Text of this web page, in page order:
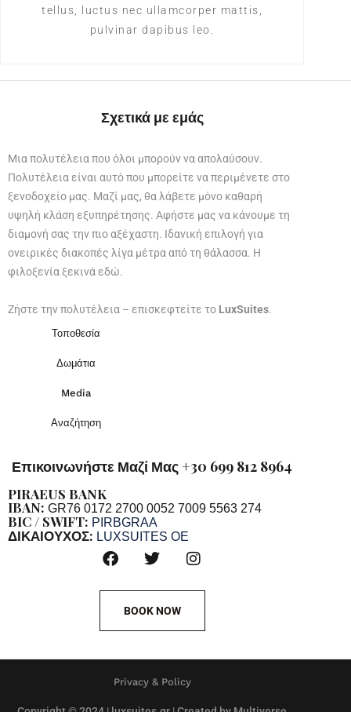
tellus, luctus nec ullamcorper mattis,
pulvinar dapibus leo.
Σχετικά με εμάς
Μια πολυτέλεια που όλοι μπορούν να απολαύσουν.
Πολυτέλεια είναι αυτό που μπορείτε να περιμένετε στο
ξενοδοχείο μας. Μαζί μας, θα λάβετε μόνο καθαρή
υψηλή κλάση εξυπηρέτησης. Αφήστε μας να κάνουμε τη
διαμονή σας την πιο αξέχαστη. Ιδανική επιλογή για
ονειρικές διακοπές λίγα μέτρα από τη θάλασσα. Η
φιλοξενία ξεκινά εδώ.
Ζήστε την πολυτέλεια – επισκεφτείτε το LuxSuites.
Τοποθεσία
Δωμάτια
Media
Αναζήτηση
Επικοινωνήστε Μαζί Μας +30 699 812 8964
PIRAEUS BANK
IBAN: GR76 0172 2700 0052 7009 5563 274
BIC / SWIFT: PIRBGRAA
ΔΙΚΑΙΟΥΧΟΣ: LUXSUITES OE
BOOK NOW
Privacy & Policy